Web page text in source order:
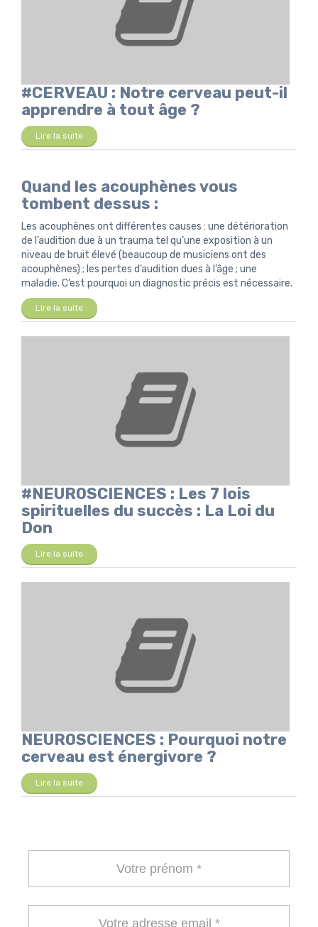
#CERVEAU : Notre cerveau peut-il
apprendre à tout âge ?
Lire la suite
Quand les acouphènes vous
tombent dessus :
Les acouphènes ont différentes causes : une détérioration
de l’audition due à un trauma tel qu’une exposition à un
niveau de bruit élevé (beaucoup de musiciens ont des
acouphènes) ; les pertes d’audition dues à l’âge ; une
maladie. C’est pourquoi un diagnostic précis est nécessaire.
Lire la suite
#NEUROSCIENCES : Les 7 lois
spirituelles du succès : La Loi du
Don
Lire la suite
NEUROSCIENCES : Pourquoi notre
cerveau est énergivore ?
Lire la suite